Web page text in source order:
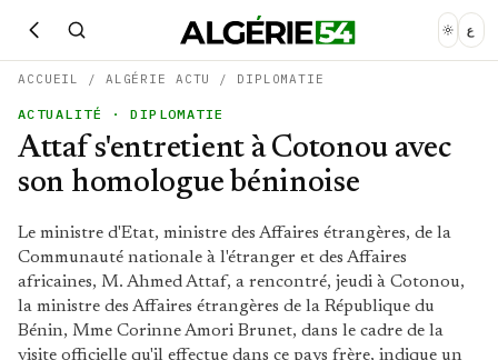
ع
ACCUEIL / ALGÉRIE ACTU / DIPLOMATIE
ACTUALITÉ · DIPLOMATIE
Attaf s'entretient à Cotonou avec
son homologue béninoise
Le ministre d'Etat, ministre des Affaires étrangères, de la
Communauté nationale à l'étranger et des Affaires
africaines, M. Ahmed Attaf, a rencontré, jeudi à Cotonou,
la ministre des Affaires étrangères de la République du
Bénin, Mme Corinne Amori Brunet, dans le cadre de la
visite officielle qu'il effectue dans ce pays frère, indique un